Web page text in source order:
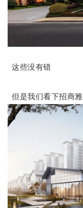
这些没有错
但是我们看下招商